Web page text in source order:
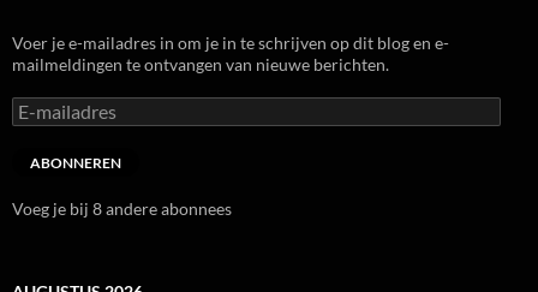
Voer je e-mailadres in om je in te schrijven op dit blog en e-
mailmeldingen te ontvangen van nieuwe berichten.
E-
mailadres
ABONNEREN
Voeg je bij 8 andere abonnees